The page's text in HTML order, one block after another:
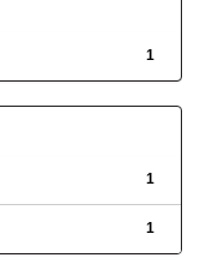
1
1
1